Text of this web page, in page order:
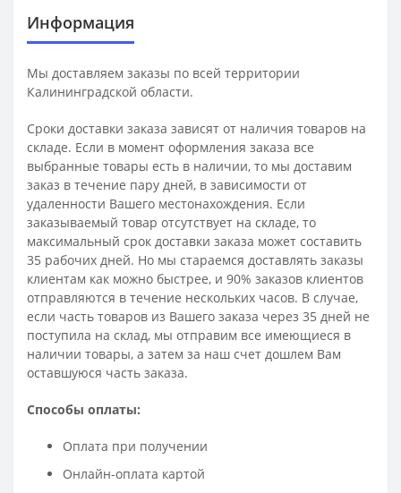
Информация
Мы доставляем заказы по всей территории
Калининградской области.
Сроки доставки заказа зависят от наличия товаров на
складе. Если в момент оформления заказа все
выбранные товары есть в наличии, то мы доставим
заказ в течение пару дней, в зависимости от
удаленности Вашего местонахождения. Если
заказываемый товар отсутствует на складе, то
максимальный срок доставки заказа может составить
35 рабочих дней. Но мы стараемся доставлять заказы
клиентам как можно быстрее, и 90% заказов клиентов
отправляются в течение нескольких часов. В случае,
если часть товаров из Вашего заказа через 35 дней не
поступила на склад, мы отправим все имеющиеся в
наличии товары, а затем за наш счет дошлем Вам
оставшуюся часть заказа.
Способы оплаты:
Оплата при получении
Онлайн-оплата картой